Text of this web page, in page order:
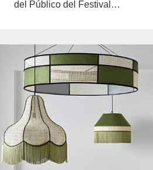
del Público del Festival…